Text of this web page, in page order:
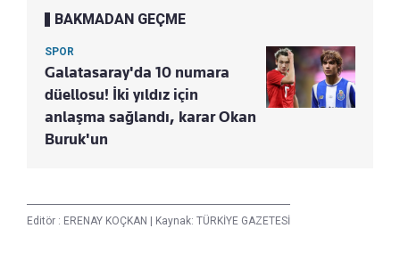
BAKMADAN GEÇME
SPOR
Galatasaray'da 10 numara
düellosu! İki yıldız için
anlaşma sağlandı, karar Okan
Buruk'un
Editör : ERENAY KOÇKAN Kaynak: TÜRKİYE GAZETESİ